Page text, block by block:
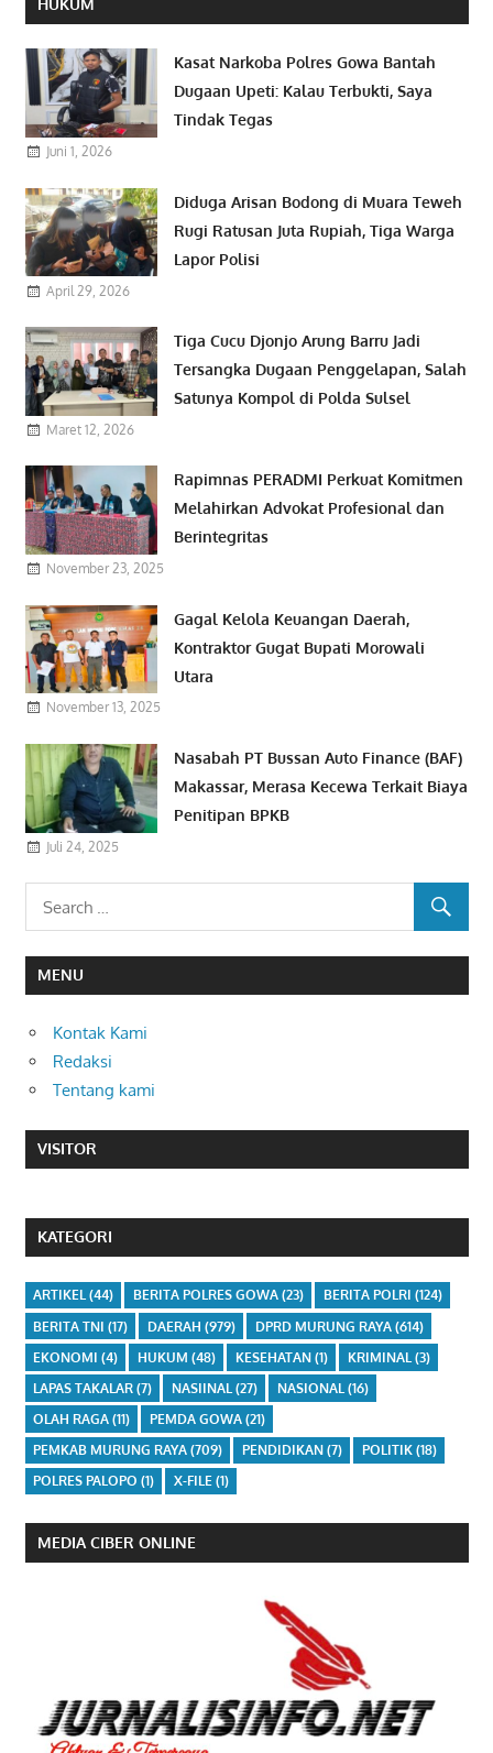
HUKUM
Kasat Narkoba Polres Gowa Bantah
Dugaan Upeti: Kalau Terbukti, Saya
Tindak Tegas
Juni 1, 2026
Diduga Arisan Bodong di Muara Teweh
Rugi Ratusan Juta Rupiah, Tiga Warga
Lapor Polisi
April 29, 2026
Tiga Cucu Djonjo Arung Barru Jadi
Tersangka Dugaan Penggelapan, Salah
Satunya Kompol di Polda Sulsel
Maret 12, 2026
Rapimnas PERADMI Perkuat Komitmen
Melahirkan Advokat Profesional dan
Berintegritas
November 23, 2025
Gagal Kelola Keuangan Daerah,
Kontraktor Gugat Bupati Morowali
Utara
November 13, 2025
Nasabah PT Bussan Auto Finance (BAF)
Makassar, Merasa Kecewa Terkait Biaya
Penitipan BPKB
Juli 24, 2025
MENU
Kontak Kami
Redaksi
Tentang kami
VISITOR
KATEGORI
ARTIKEL(44) BERITA POLRES GOWA(23) BERITA POLRI (124)
BERITA TNI (17) DAERAH (979) DPRD MURUNG RAYA(614)
EKONOMI (4) HUKUM (48) KESEHATAN(1) KRIMINAL (3)
LAPAS TAKALAR(7) NASIINAL (27) NASIONAL (16)
OLAH RAGA(11) PEMDA GOWA(21)
PEMKAB MURUNG RAYA(709) PENDIDIKAN(7) POLITIK(18)
POLRES PALOPO (1) X-FILE(1)
MEDIA CIBER ONLINE